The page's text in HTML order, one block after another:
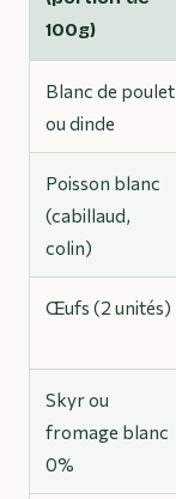
100g)
Blanc de poulet
ou dinde
Poisson blanc
(cabillaud,
colin)
Œufs (2 unités)
Skyr ou
fromage blanc
0%